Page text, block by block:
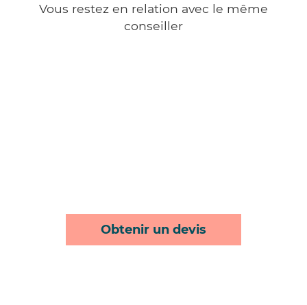
Vous restez en relation avec le même
conseiller
Obtenir un devis